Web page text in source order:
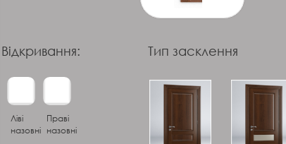
Відкривання:
Ліві
назовні
Праві
назовні
Тип засклення